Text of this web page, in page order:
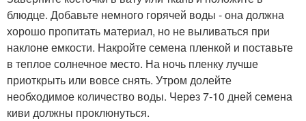
блюдце. Добавьте немного горячей воды - она должна
хорошо пропитать материал, но не выливаться при
наклоне емкости. Накройте семена пленкой и поставьте
в теплое солнечное место. На ночь пленку лучше
приоткрыть или вовсе снять. Утром долейте
необходимое количество воды. Через 7-10 дней семена
киви должны проклюнуться.